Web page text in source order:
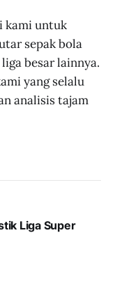
kami untuk
sepak bola
besar lainnya.
yang selalu
analisis tajam
Liga Super